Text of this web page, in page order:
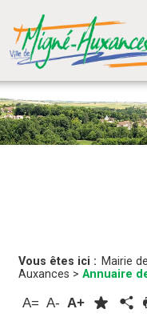
Vous êtes ici : Mairie
Auxances > Annuaire
A= A- A+